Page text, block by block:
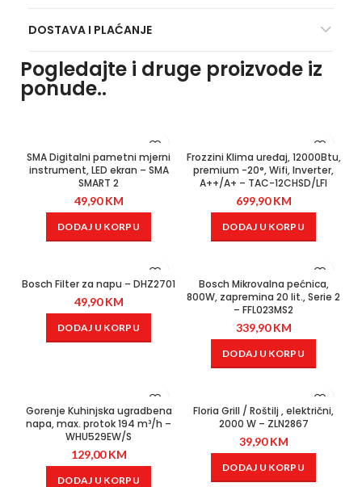
DOSTAVA I PLAĆANJE
Pogledajte i druge proizvode iz
ponude..
SMA Digitalni pametni mjerni
instrument, LED ekran – SMA
SMART 2
49,90KM
DODAJ U KORPU
Frozzini Klima uređaj, 12000Btu,
premium -20°, Wifi, Inverter,
A++/A+ – TAC-12CHSD/LFI
699,90KM
DODAJ U KORPU
Bosch Filter za napu – DHZ2701
49,90KM
DODAJ U KORPU
Bosch Mikrovalna pećnica,
800W, zapremina 20 lit., Serie 2
– FFL023MS2
339,90KM
DODAJ U KORPU
Gorenje Kuhinjska ugradbena
napa, max. protok 194 m³/h –
WHU529EW/S
129,00KM
DODAJ U KORPU
Floria Grill / Roštilj , električni,
2000 W – ZLN2867
39,90KM
DODAJ U KORPU